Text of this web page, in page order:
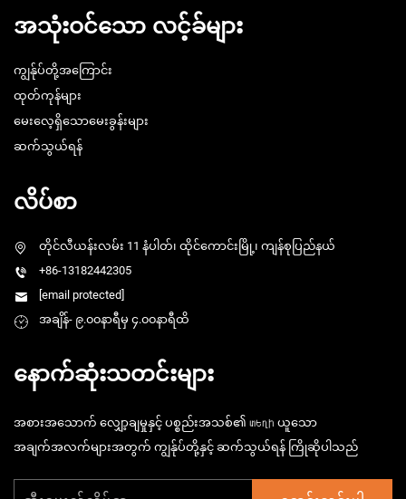
အသုံးဝင်သော လင့်ခ်များ
ကျွန်ုပ်တို့အကြောင်း
ထုတ်ကုန်များ
မေးလေ့ရှိသောမေးခွန်းများ
ဆက်သွယ်ရန်
လိပ်စာ
တိုင်လီယန်းလမ်း 11 နံပါတ်၊ ထိုင်ကောင်းမြို့၊ ကျန်စုပြည်နယ်
+86-13182442305
[email protected]
အချိန်- ၉.၀၀နာရီမှ ၄.၀၀နာရီထိ
နောက်ဆုံးသတင်းများ
အစားအသောက် လျှော့ချမှုနှင့် ပစ္စည်းအသစ်၏ տեղի ယူသော
အချက်အလက်များအတွက် ကျွန်ုပ်တို့နှင့် ဆက်သွယ်ရန် ကြိုဆိုပါသည်